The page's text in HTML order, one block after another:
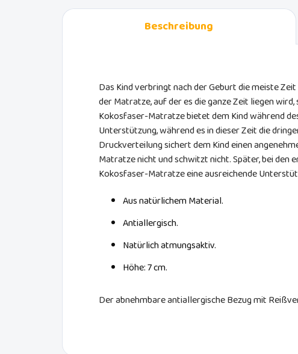
Beschreibung
Das Kind verbringt nach der Geburt die meiste
der Matratze, auf der es die ganze Zeit liegen
Kokosfaser-Matratze bietet dem Kind während
Unterstützung, während es in dieser Zeit die
Druckverteilung sichert dem Kind einen
Matratze nicht und schwitzt nicht. Später, bei den
Kokosfaser-Matratze eine ausreichende
Aus natürlichem Material.
Antiallergisch.
Natürlich atmungsaktiv.
Höhe: 7 cm.
Der abnehmbare antiallergische Bezug mit